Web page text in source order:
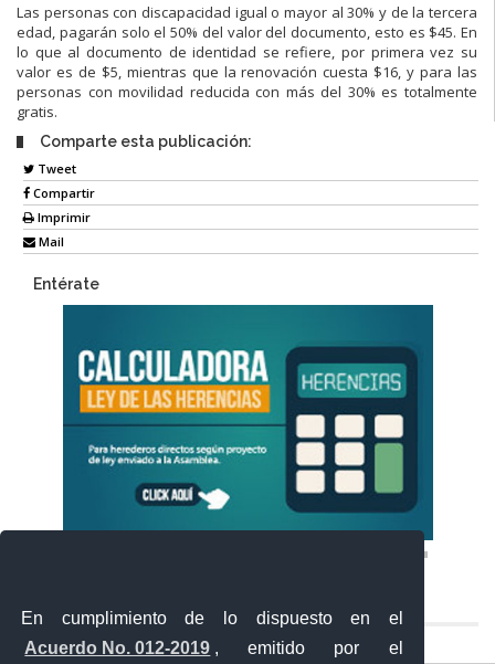
En cumplimiento de lo dispuesto en el
Acuerdo No. 012-2019 , emitido por el
Las personas con discapacidad igual o mayor al 30% y de la tercera
edad, pagarán solo el 50% del valor del documento, esto es $45. En
lo que al documento de identidad se refiere, por primera vez su
valor es de $5, mientras que la renovación cuesta $16, y para las
personas con movilidad reducida con más del 30% es totalmente
gratis.
Comparte esta publicación:
Tweet
Compartir
Imprimir
Mail
Entérate